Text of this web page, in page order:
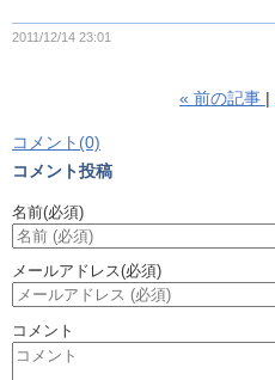
2011/12/14 23:01
« 前の記事
コメント(0)
コメント投稿
名前(必須)
メールアドレス(必須)
コメント